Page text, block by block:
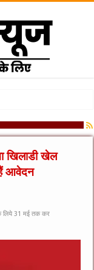
खिलाडी खेल
आवेदन
के लिये 31 मई तक कर